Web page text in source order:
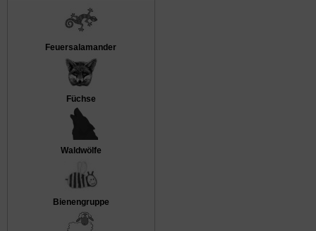
Feuersalamander
Füchse
Waldwölfe
Bienengruppe